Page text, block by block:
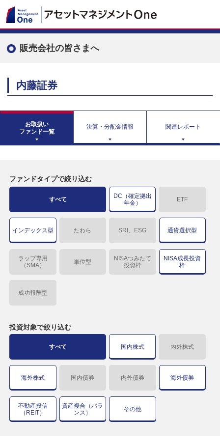
販売会社の皆さまへ
内藤証券
お取扱い
ファンド一覧
決算・分配金情報 関連レポート
ファンドタイプで絞り込む
すべて
DC（確定拠出
年金）
ETF
インデックス型 たわら SRI、ESG 通貨選択型
ラップ専用
（SMA）
単位型
NISAつみたて
投資枠
NISA成長投資
枠
成功報酬型
投資対象で絞り込む
すべて 国内株式 内外株式
海外株式 国内債券 内外債券 海外債券
不動産投信
（REIT）
資産複合（バラ
ンス）
その他